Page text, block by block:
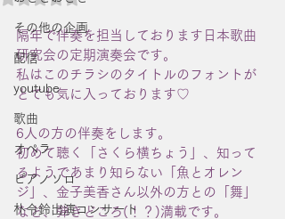
その他の企画
配信
youtube
歌曲
オペラ
ピアノソロ
朴令鈴出演コンサート
隔年で伴奏を担当しております日本歌曲
研究会の定期演奏会です。
私はこのチラシのタイトルのフォントが
とても気に入っております♡
6人の方の伴奏をします。
初めて聴く「さくら横ちょう」、知って
るようであまり知らない「魚とオレン
ジ」、金子美香さん以外の方との「舞」
など、弾きどころ(！？)満載です。